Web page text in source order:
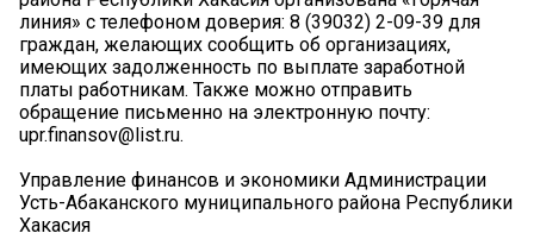
линия» с телефоном доверия: 8 (39032) 2-09-39 для
граждан, желающих сообщить об организациях,
имеющих задолженность по выплате заработной
платы работникам. Также можно отправить
обращение письменно на электронную почту:
upr.finansov@list.ru.
Управление финансов и экономики Администрации
Усть-Абаканского муниципального района Республики
Хакасия